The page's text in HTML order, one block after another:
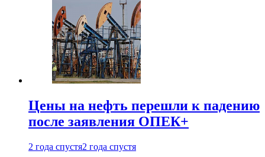
Цены на нефть перешли к падению
после заявления ОПЕК+
2 года спустя2 года спустя